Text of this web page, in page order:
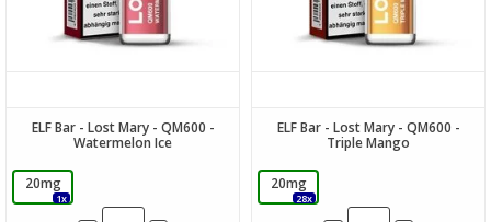
ELF Bar - Lost Mary - QM600 -
Watermelon Ice
20mg
1x
ELF Bar - Lost Mary - QM600 -
Triple Mango
20mg
28x